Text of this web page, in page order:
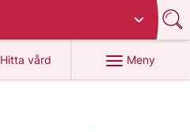
Hitta vård
på 1177.se
Meny